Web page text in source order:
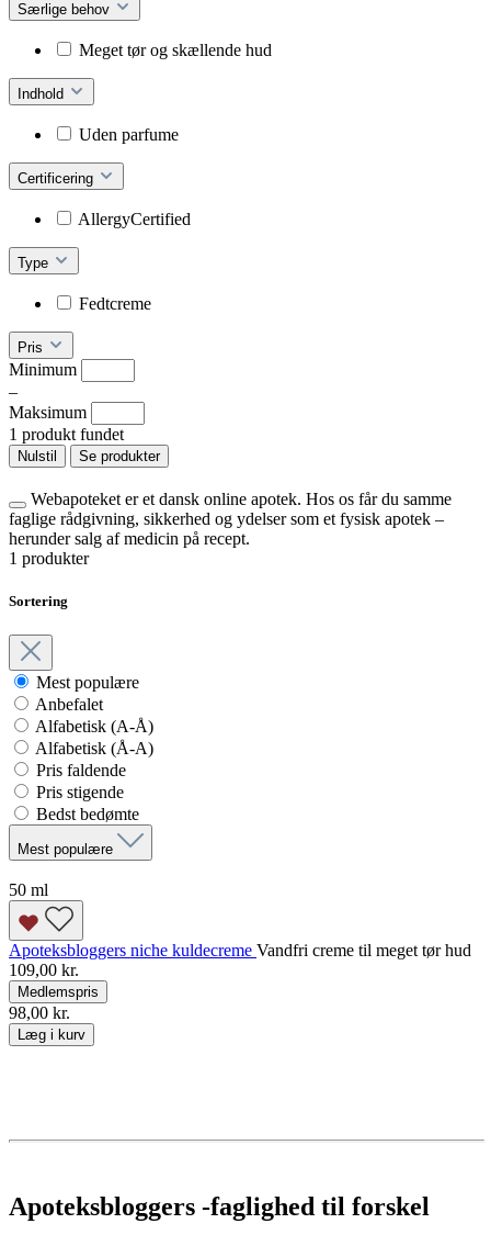
Særlige behov
Meget tør og skællende hud
Indhold
Uden parfume
Certificering
AllergyCertified
Type
Fedtcreme
Pris
Minimum
–
Maksimum
1 produkt fundet
Nulstil Se produkter
Webapoteket er et dansk online apotek. Hos os får du samme
faglige rådgivning, sikkerhed og ydelser som et fysisk apotek –
herunder salg af medicin på recept.
1 produkter
Sortering
Mest populære
Anbefalet
Alfabetisk (A-Å)
Alfabetisk (Å-A)
Pris faldende
Pris stigende
Bedst bedømte
Mest populære
50 ml
Apoteksbloggers niche kuldecreme Vandfri creme til meget tør hud
109,00 kr.
Medlemspris
98,00 kr.
Læg i kurv
Apoteksbloggers -faglighed til forskel